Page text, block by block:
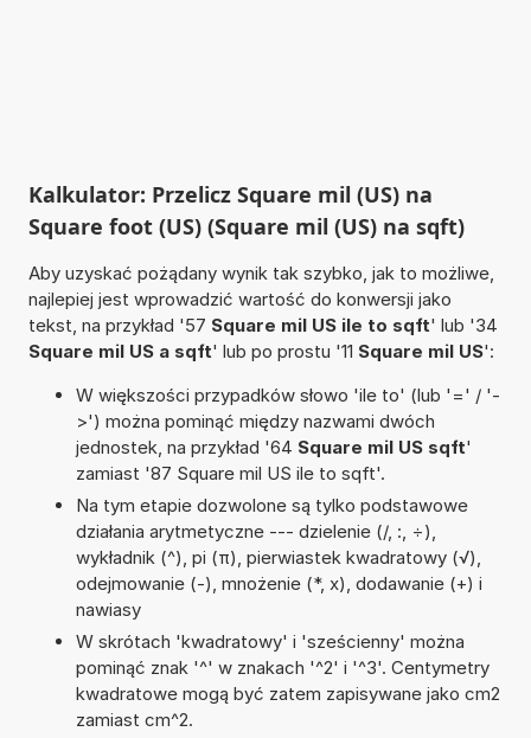
Kalkulator: Przelicz Square mil (US) na
Square foot (US) (Square mil (US) na sqft)
Aby uzyskać pożądany wynik tak szybko, jak to możliwe,
najlepiej jest wprowadzić wartość do konwersji jako
tekst, na przykład '57 Square mil US ile to sqft' lub '34
Square mil US a sqft' lub po prostu '11 Square mil US':
W większości przypadków słowo 'ile to' (lub '=' / '-
>') można pominąć między nazwami dwóch
jednostek, na przykład '64 Square mil US sqft'
zamiast '87 Square mil US ile to sqft'.
Na tym etapie dozwolone są tylko podstawowe
działania arytmetyczne --- dzielenie (/, :, ÷),
wykładnik (^), pi (π), pierwiastek kwadratowy (√),
odejmowanie (-), mnożenie (*, x), dodawanie (+) i
nawiasy
W skrótach 'kwadratowy' i 'sześcienny' można
pominąć znak '^' w znakach '^2' i '^3'. Centymetry
kwadratowe mogą być zatem zapisywane jako cm2
zamiast cm^2.